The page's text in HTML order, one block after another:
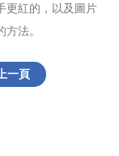
更紅的，以及圖片
法。
一頁